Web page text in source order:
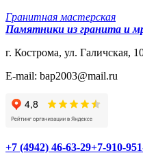
Гранитная мастерская
Памятники из гранита и
г. Кострома, ул. Галичская,
E-mail: bap2003@mail.ru
+7 (4942) 46-63-29+7-910-